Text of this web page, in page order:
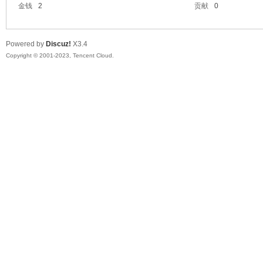
金钱
2 贡献 0
Powered by Discuz! X3.4
Copyright © 2001-2023, Tencent Cloud.